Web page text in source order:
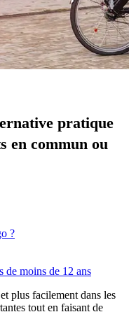
pratique
en commun ou
?
de moins de 12 ans
plus facilement dans les
tout en faisant de